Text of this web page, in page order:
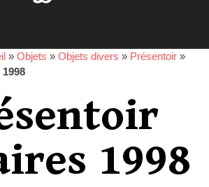
» Objets » Objets divers » Présentoir »
1998